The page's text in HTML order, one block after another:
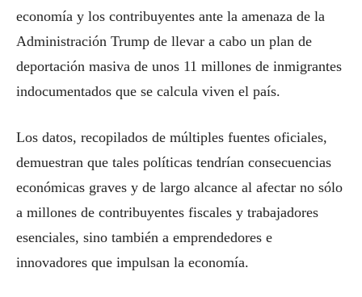
economía y los contribuyentes ante la amenaza de la
Administración Trump de llevar a cabo un plan de
deportación masiva de unos 11 millones de inmigrantes
indocumentados que se calcula viven el país.
Los datos, recopilados de múltiples fuentes oficiales,
demuestran que tales políticas tendrían consecuencias
económicas graves y de largo alcance al afectar no sólo
a millones de contribuyentes fiscales y trabajadores
esenciales, sino también a emprendedores e
innovadores que impulsan la economía.